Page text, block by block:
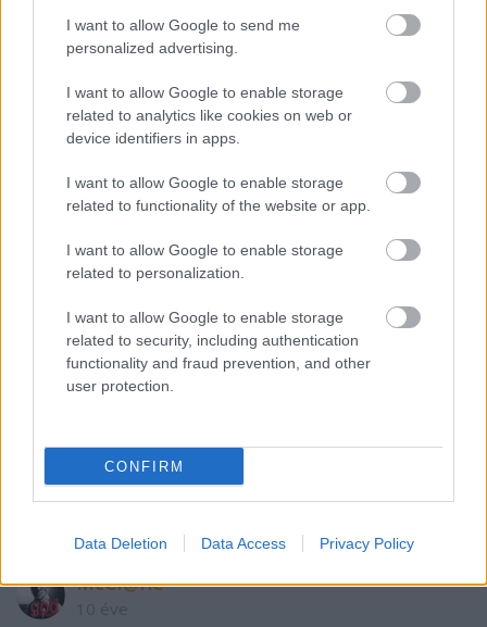
I want to allow Google to send me
personalized advertising.
I want to allow Google to enable storage
related to analytics like cookies on web or
device identifiers in apps.
I want to allow Google to enable storage
related to functionality of the website or app.
I want to allow Google to enable storage
related to personalization.
I want to allow Google to enable storage
related to security, including authentication
functionality and fraud prevention, and other
user protection.
CONFIRM
Data Deletion Data Access Privacy Policy
szinkronhangok: john wick, 3. felvonás –
parabellum
A hozzászóláshoz be kell lépned!
McCl@ne